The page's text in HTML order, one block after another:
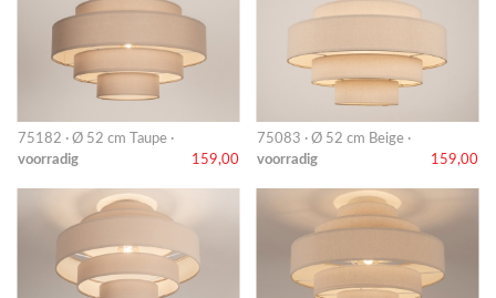
75182 · Ø 52 cm Taupe ·
voorradig
159,00
75083 · Ø 52 cm Beige ·
voorradig
159,00